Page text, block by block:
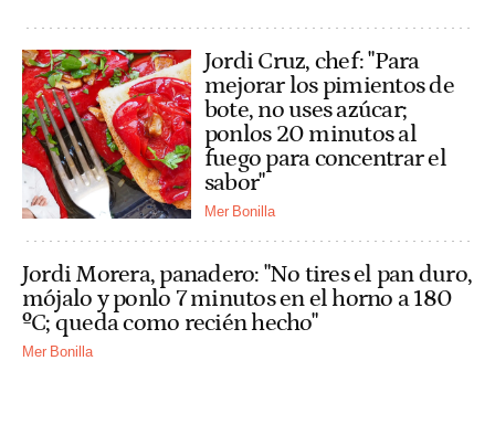
Jordi Cruz, chef: "Para
mejorar los pimientos de
bote, no uses azúcar;
ponlos 20 minutos al
fuego para concentrar el
sabor"
Mer Bonilla
Jordi Morera, panadero: "No tires el pan duro,
mójalo y ponlo 7 minutos en el horno a 180
ºC; queda como recién hecho"
Mer Bonilla